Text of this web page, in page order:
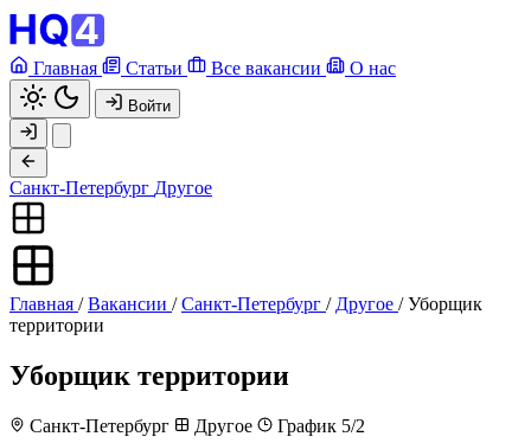
Главная Статьи Все вакансии О нас
Войти
Санкт-Петербург Другое
Главная / Вакансии / Санкт-Петербург / Другое / Уборщик
территории
Уборщик территории
Санкт-Петербург Другое График 5/2